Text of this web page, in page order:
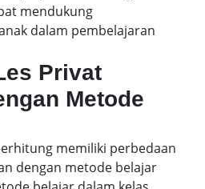
mendukung
dalam pembelajaran
Privat
Metode
memiliki perbedaan
dengan metode belajar